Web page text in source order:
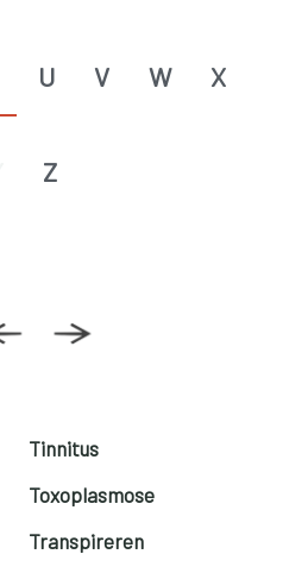
U V W X
Z
Tinnitus
Toxoplasmose
Transpireren